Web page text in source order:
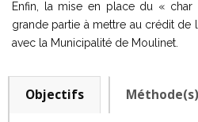
Enfin, la mise en place du « char
grande partie à mettre au crédit de
avec la Municipalité de Moulinet.
Objectifs Méthode(s)